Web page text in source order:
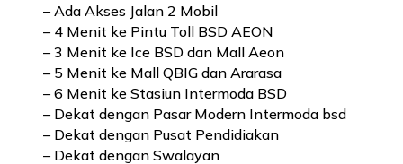
– Ada Akses Jalan 2 Mobil
– 4 Menit ke Pintu Toll BSD AEON
– 3 Menit ke Ice BSD dan Mall Aeon
– 5 Menit ke Mall QBIG dan Ararasa
– 6 Menit ke Stasiun Intermoda BSD
– Dekat dengan Pasar Modern Intermoda bsd
– Dekat dengan Pusat Pendidiakan
– Dekat dengan Swalayan